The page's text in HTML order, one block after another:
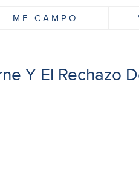
MF CAMPO
Y El Rechazo